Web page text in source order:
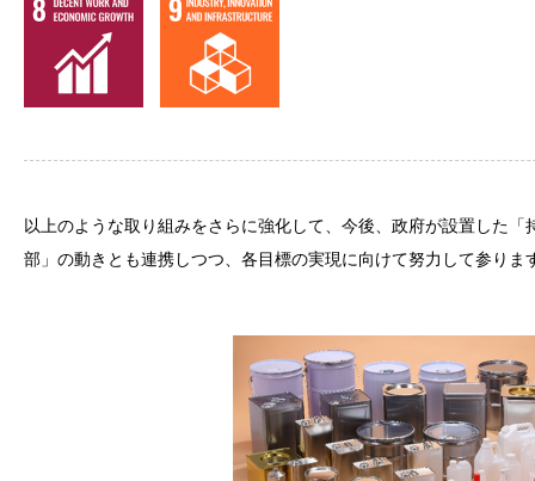
以上のような取り組みをさらに強化して、今後、政府が設置した
部」の動きとも連携しつつ、各目標の実現に向けて努力して参りま